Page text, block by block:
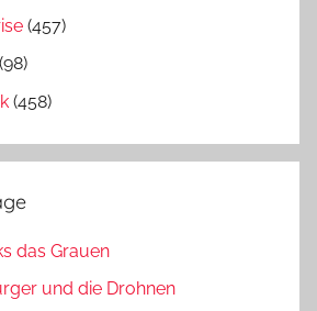
(457)
(98)
(458)
das Grauen
und die Drohnen